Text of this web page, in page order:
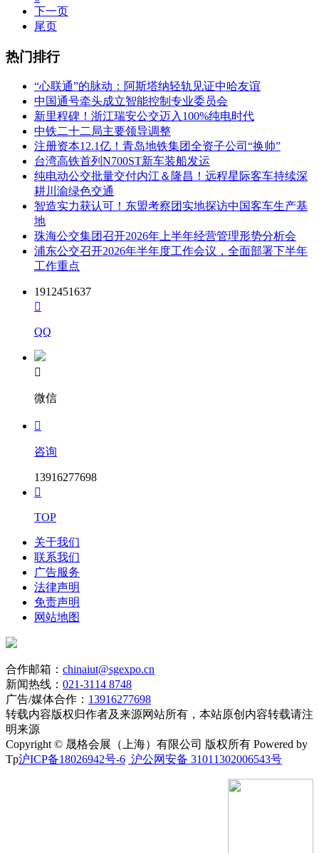
下一页
尾页
热门排行
“心联通”的脉动：阿斯塔纳轻轨见证中哈友谊
中国通号牵头成立智能控制专业委员会
新里程碑！浙江瑞安公交迈入100%纯电时代
中铁二十二局主要领导调整
注册资本12.1亿！青岛地铁集团全资子公司“换帅”
台湾高铁首列N700ST新车装船发运
纯电动公交批量交付内江＆隆昌！远程星际客车持续深
耕川渝绿色交通
智造实力获认可！东盟考察团实地探访中国客车生产基
地
珠海公交集团召开2026年上半年经营管理形势分析会
浦东公交召开2026年半年度工作会议，全面部署下半年
工作重点
1912451637

QQ

微信

咨询
13916277698

TOP
关于我们
联系我们
广告服务
法律声明
免责声明
网站地图
合作邮箱： chinaiut@sgexpo.cn
新闻热线： 021-3114 8748
广告/媒体合作： 13916277698
转载内容版权归作者及来源网站所有，本站原创内容转载请注
明来源
Copyright © 晟格会展（上海）有限公司 版权所有 Powered by
Tp沪ICP备18026942号-6 沪公网安备 31011302006543号